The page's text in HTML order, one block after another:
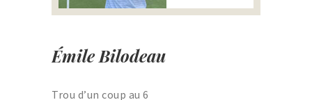
TARIFS
ÉVÈNEMENTS
Émile Bilodeau
Trou d’un coup au 6